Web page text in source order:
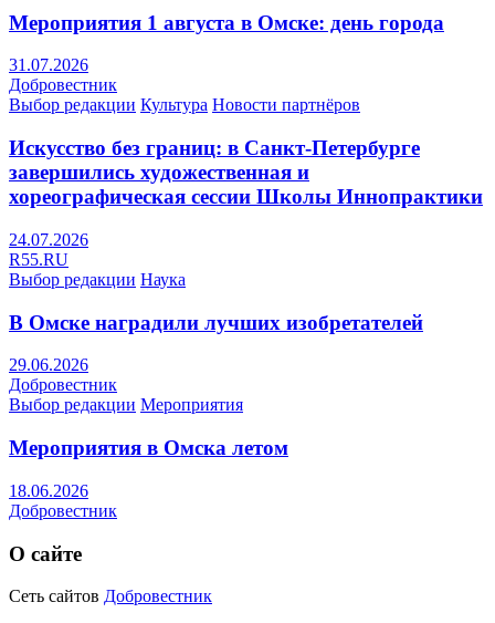
Мероприятия 1 августа в Омске: день города
31.07.2026
Добровестник
Выбор редакции Культура Новости партнёров
Искусство без границ: в Санкт-Петербурге
завершились художественная и
хореографическая сессии Школы Иннопрактики
24.07.2026
R55.RU
Выбор редакции Наука
В Омске наградили лучших изобретателей
29.06.2026
Добровестник
Выбор редакции Мероприятия
Мероприятия в Омска летом
18.06.2026
Добровестник
О сайте
Сеть сайтов Добровестник